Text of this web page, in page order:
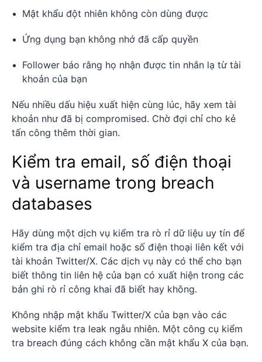
Mật khẩu đột nhiên không còn dùng được
Ứng dụng bạn không nhớ đã cấp quyền
Follower báo rằng họ nhận được tin nhắn lạ từ tài
khoản của bạn
Nếu nhiều dấu hiệu xuất hiện cùng lúc, hãy xem tài
khoản như đã bị compromised. Chờ đợi chỉ cho kẻ
tấn công thêm thời gian.
Kiểm tra email, số điện thoại
và username trong breach
databases
Hãy dùng một dịch vụ kiểm tra rò rỉ dữ liệu uy tín để
kiểm tra địa chỉ email hoặc số điện thoại liên kết với
tài khoản Twitter/X. Các dịch vụ này có thể cho bạn
biết thông tin liên hệ của bạn có xuất hiện trong các
bản ghi rò rỉ công khai đã biết hay không.
Không nhập mật khẩu Twitter/X của bạn vào các
website kiểm tra leak ngẫu nhiên. Một công cụ kiểm
tra breach đúng cách không cần mật khẩu X của bạn.